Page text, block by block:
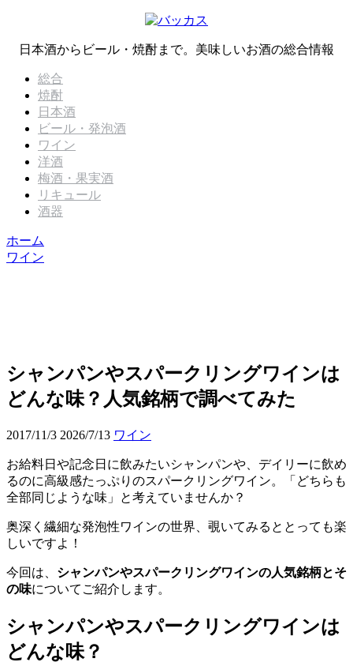
日本酒からビール・焼酎まで。美味しいお酒の総合情報
総合
焼酎
日本酒
ビール・発泡酒
ワイン
洋酒
梅酒・果実酒
リキュール
酒器
ホーム
ワイン
シャンパンやスパークリングワインは
どんな味？人気銘柄で調べてみた
2017/11/3 2026/7/13 ワイン
お給料日や記念日に飲みたいシャンパンや、デイリーに飲め
るのに高級感たっぷりのスパークリングワイン。「どちらも
全部同じような味」と考えていませんか？
奥深く繊細な発泡性ワインの世界、覗いてみるととっても楽
しいですよ！
今回は、 シャンパンやスパークリングワインの人気銘柄とそ
の味についてご紹介します。
シャンパンやスパークリングワインは
どんな味？